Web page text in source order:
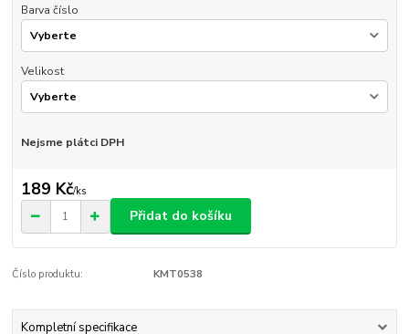
Barva číslo
Velikost
Nejsme plátci DPH
189 Kč/ks
Přidat do košíku
Číslo produktu: KMT0538
Kompletní specifikace